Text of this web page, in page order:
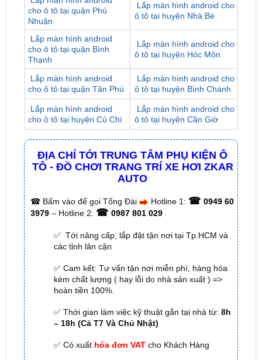
Lắp màn hình android
cho ô tô tại quận Bình
Lắp màn hình android cho
Lắp màn hình android
cho ô tô tại quận Tân Phú
Lắp màn hình android cho
ô tô tại huyện Bình Chánh
Lắp màn hình android
cho ô tô tại huyện Củ Chi
Lắp màn hình android cho
ô tô tại huyện Cần Giờ
ĐỊA CHỈ TỚI TRUNG TÂM PHỤ KIỆN Ô
TÔ - ĐỒ CHƠI TRANG TRÍ XE HƠI ZKAR
☎Bấm vào để gọi Tổng Đài Hotline 1:☎ 0949 60
0987 801 029
✅ Tới nâng cấp, lắp đặt tận nơi tại Tp.HCM và
các tỉnh lân cận
✅ Cam kết: Tư vấn tận nơi miễn phí, hàng hóa
kém chất lượng ( hay lỗi do nhà sản xuất ) =>
✅ Thời gian làm việc kỹ thuật gắn tại nhà từ:8h
– 18h (Cả T7 Và Chủ Nhật)
✅ Có xuấthóa đơn VATcho Khách Hàng
🌐 Chi Nhánh 1: 277–279 Đường số 9A, KDC Trung